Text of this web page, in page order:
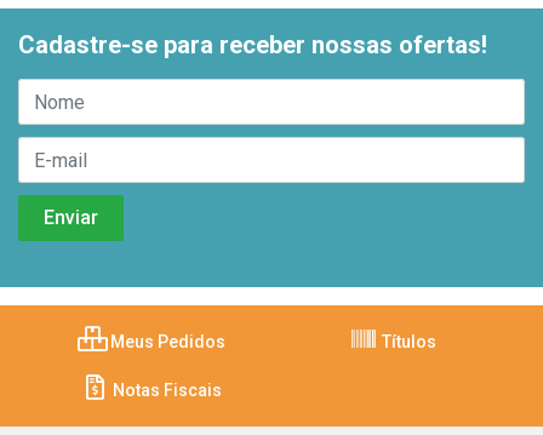
Cadastre-se para receber nossas ofertas!
Meus Pedidos Títulos
Notas Fiscais